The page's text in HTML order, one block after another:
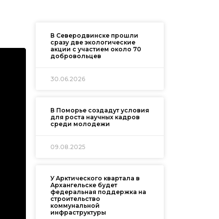
В Северодвинске прошли
сразу две экологические
акции с участием около 70
добровольцев
30.06.2026
В Поморье создадут условия
для роста научных кадров
среди молодежи
09.08.2025
У Арктического квартала в
Архангельске будет
федеральная поддержка на
строительство
коммунальной
инфраструктуры